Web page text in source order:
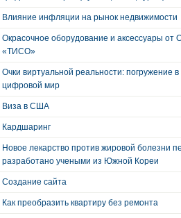
Влияние инфляции на рынок недвижимости
Окрасочное оборудование и аксессуары от
«ТИСО»
Очки виртуальной реальности: погружение в
цифровой мир
Виза в США
Кардшаринг
Новое лекарство против жировой болезни
разработано учеными из Южной Кореи
Создание сайта
Как преобразить квартиру без ремонта